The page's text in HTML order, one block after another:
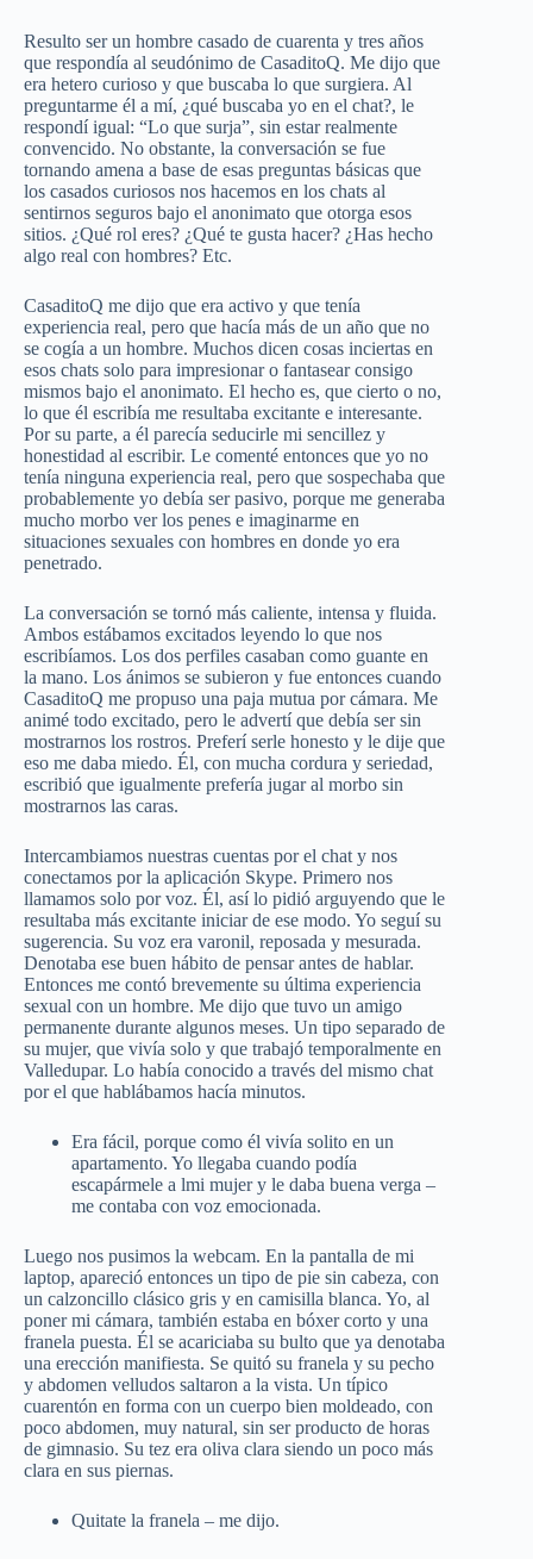
Resulto ser un hombre casado de cuarenta y tres años
que respondía al seudónimo de CasaditoQ. Me dijo que
era hetero curioso y que buscaba lo que surgiera. Al
preguntarme él a mí, ¿qué buscaba yo en el chat?, le
respondí igual: “Lo que surja”, sin estar realmente
convencido. No obstante, la conversación se fue
tornando amena a base de esas preguntas básicas que
los casados curiosos nos hacemos en los chats al
sentirnos seguros bajo el anonimato que otorga esos
sitios. ¿Qué rol eres? ¿Qué te gusta hacer? ¿Has hecho
algo real con hombres? Etc.
CasaditoQ me dijo que era activo y que tenía
experiencia real, pero que hacía más de un año que no
se cogía a un hombre. Muchos dicen cosas inciertas en
esos chats solo para impresionar o fantasear consigo
mismos bajo el anonimato. El hecho es, que cierto o no,
lo que él escribía me resultaba excitante e interesante.
Por su parte, a él parecía seducirle mi sencillez y
honestidad al escribir. Le comenté entonces que yo no
tenía ninguna experiencia real, pero que sospechaba que
probablemente yo debía ser pasivo, porque me generaba
mucho morbo ver los penes e imaginarme en
situaciones sexuales con hombres en donde yo era
penetrado.
La conversación se tornó más caliente, intensa y fluida.
Ambos estábamos excitados leyendo lo que nos
escribíamos. Los dos perfiles casaban como guante en
la mano. Los ánimos se subieron y fue entonces cuando
CasaditoQ me propuso una paja mutua por cámara. Me
animé todo excitado, pero le advertí que debía ser sin
mostrarnos los rostros. Preferí serle honesto y le dije que
eso me daba miedo. Él, con mucha cordura y seriedad,
escribió que igualmente prefería jugar al morbo sin
mostrarnos las caras.
Intercambiamos nuestras cuentas por el chat y nos
conectamos por la aplicación Skype. Primero nos
llamamos solo por voz. Él, así lo pidió arguyendo que le
resultaba más excitante iniciar de ese modo. Yo seguí su
sugerencia. Su voz era varonil, reposada y mesurada.
Denotaba ese buen hábito de pensar antes de hablar.
Entonces me contó brevemente su última experiencia
sexual con un hombre. Me dijo que tuvo un amigo
permanente durante algunos meses. Un tipo separado de
su mujer, que vivía solo y que trabajó temporalmente en
Valledupar. Lo había conocido a través del mismo chat
por el que hablábamos hacía minutos.
Era fácil, porque como él vivía solito en un
apartamento. Yo llegaba cuando podía
escapármele a lmi mujer y le daba buena verga –
me contaba con voz emocionada.
Luego nos pusimos la webcam. En la pantalla de mi
laptop, apareció entonces un tipo de pie sin cabeza, con
un calzoncillo clásico gris y en camisilla blanca. Yo, al
poner mi cámara, también estaba en bóxer corto y una
franela puesta. Él se acariciaba su bulto que ya denotaba
una erección manifiesta. Se quitó su franela y su pecho
y abdomen velludos saltaron a la vista. Un típico
cuarentón en forma con un cuerpo bien moldeado, con
poco abdomen, muy natural, sin ser producto de horas
de gimnasio. Su tez era oliva clara siendo un poco más
clara en sus piernas.
Quitate la franela – me dijo.